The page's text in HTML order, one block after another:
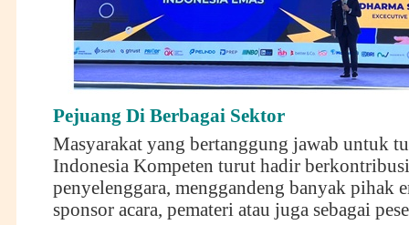
Pejuang Di Berbagai Sektor
Masyarakat yang bertanggung jawab untuk
Indonesia Kompeten turut hadir
penyelenggara, menggandeng banyak pihak
sponsor acara, pemateri atau juga sebagai